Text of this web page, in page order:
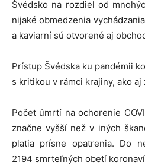
Švédsko na rozdiel od
nijaké obmedzenia
a kaviarní sú otvorené aj
Prístup Švédska ku pandémii
s kritikou v rámci krajiny, ako aj
Počet úmrtí na ochorenie
značne vyšší než v iných
platia prísne opatrenia. Do
2194 smrteľných obetí